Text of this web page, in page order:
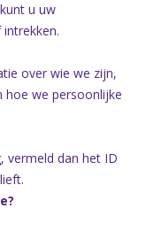
u uw
over wie we zijn,
we persoonlijke
vermeld dan het ID